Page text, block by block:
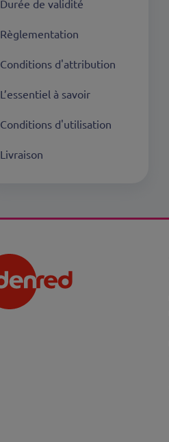
Durée de validité
Règlementation
Conditions d'attribution
L’essentiel à savoir
Conditions d'utilisation
Livraison